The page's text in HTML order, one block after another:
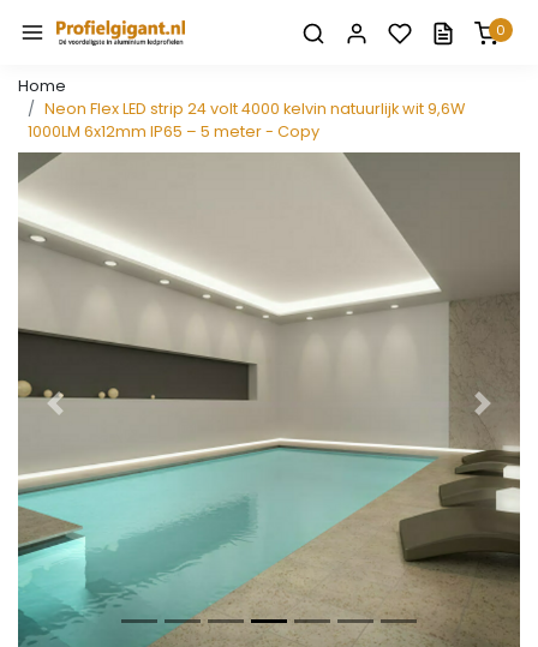
0
Home
Neon Flex LED strip 24 volt 4000 kelvin natuurlijk wit 9,6W
1000LM 6x12mm IP65 – 5 meter - Copy
Vorige